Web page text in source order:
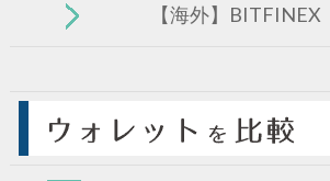
【海外】BITFINEX